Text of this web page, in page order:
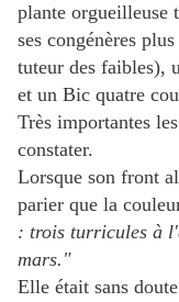
plante orgueilleuse
ses congénères
tuteur des faibles),
et un Bic quatre
Très importantes
constater.
Lorsque son front
parier que la
: trois turricules à
mars."
Elle était sans